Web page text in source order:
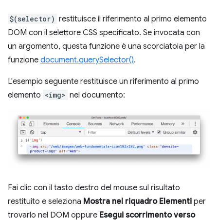
$(selector) restituisce il riferimento al primo elemento
DOM con il selettore CSS specificato. Se invocata con
un argomento, questa funzione è una scorciatoia per la
funzione document.querySelector().
L'esempio seguente restituisce un riferimento al primo
elemento <img> nel documento:
Fai clic con il tasto destro del mouse sul risultato
restituito e seleziona Mostra nel riquadro Elementi per
trovarlo nel DOM oppure Esegui scorrimento verso